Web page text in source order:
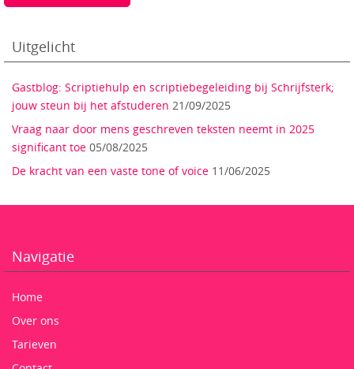
Uitgelicht
Gastblog: Scriptiehulp en scriptiebegeleiding bij Schrijfsterk;
jouw steun bij het afstuderen 21/09/2025
Vraag naar door mens geschreven teksten neemt in 2025
significant toe 05/08/2025
De kracht van een vaste tone of voice 11/06/2025
Navigatie
Home
Over ons
Tarieven